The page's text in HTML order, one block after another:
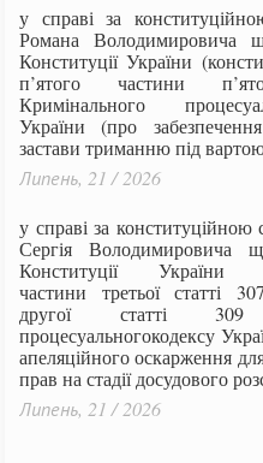
у справі за
Романа Володимировича
Конституції України
п’ятого частини
Кримінального
України (про забезпечення
застави триманню під
Липень, 21 / 2026
у справі за конституційною
Сергія Володимировича
Конституції України
частини третьої статті
другої статті 309
процесуальногокодексу
апеляційного оскарження
прав на стадії досудового
Липень, 21 / 2026